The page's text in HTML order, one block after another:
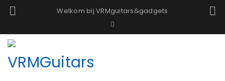
Welkom bij VRMguitars&gadgets